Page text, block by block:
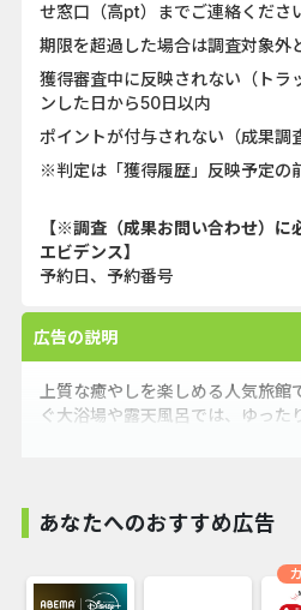
せ窓口（高pt）までご連絡くださ
期限を超過した場合は調査対象外
獲得審査中に反映されない（トラ
ンした日から50日以内
ポイントが付与されない（成果調
※判定は「獲得履歴」反映予定の
【※調査（成果お問い合わせ）に
エビデンス】
予約日、予約番号
広告の説明
上質な癒やしを楽しめる人気旅館
ぐ大浴場や露天風呂では、ゆった
夕食には、山梨の旬の食材をふん
用意し、多くのお客様から高い評
あなたへのおすすめ広告